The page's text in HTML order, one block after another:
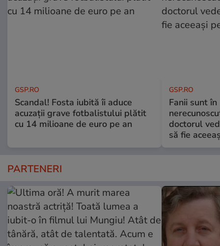
GSP.RO
Scandal! Fosta iubită îi aduce
acuzații grave fotbalistului plătit
cu 14 milioane de euro pe an
GSP.RO
Fanii sunt în
doctorul
să fie
PARTENERI